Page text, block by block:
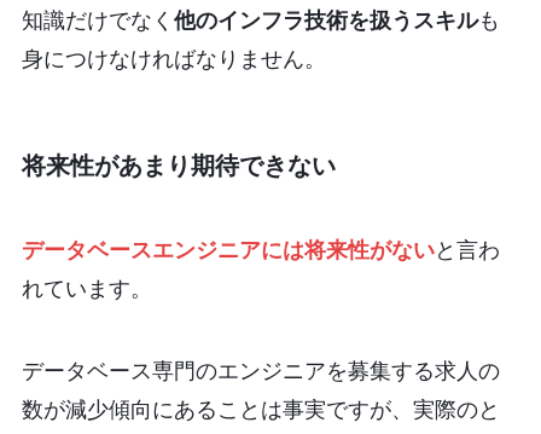
知識だけでなく 他のインフラ技術を扱うスキルも
身につけなければなりません。
将来性があまり期待できない
データベースエンジニアには将来性がないと言わ
れています。
データベース専門のエンジニアを募集する求人の
数が減少傾向にあることは事実ですが、実際のと